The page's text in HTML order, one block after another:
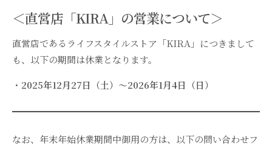
＜直営店「KIRA」の営業について＞
直営店であるライフスタイルストア「KIRA」につきまして
も、以下の期間は休業となります。
・ 2025年12月27日（土）～2026年1月4日（日）
なお、年末年始休業期間中御用の方は、以下の問い合わせフ